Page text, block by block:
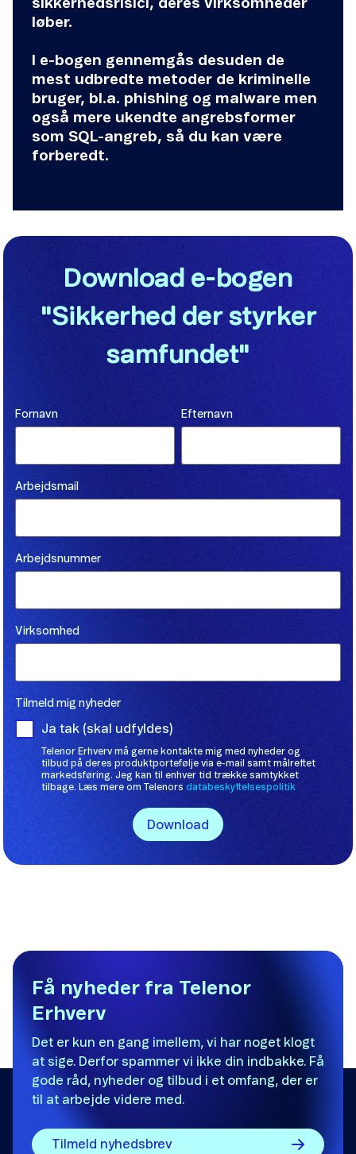
sikkerhedsrisici, deres virksomheder
løber.
I e-bogen gennemgås desuden de
mest udbredte metoder de kriminelle
bruger, bl.a. phishing og malware men
også mere ukendte angrebsformer
som SQL-angreb, så du kan være
forberedt.
Få nyheder fra Telenor
Erhverv
Det er kun en gang imellem, vi har noget klogt
at sige. Derfor spammer vi ikke din indbakke. Få
gode råd, nyheder og tilbud i et omfang, der er
til at arbejde videre med.
Tilmeld nyhedsbrev